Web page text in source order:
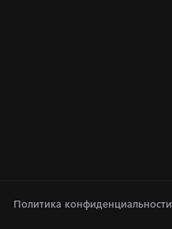
Политика конфиденциальности